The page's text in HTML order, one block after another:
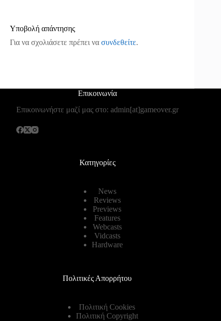
Υποβολή απάντησης
Για να σχολιάσετε πρέπει να συνδεθείτε.
Επικοινωνία
Επικοινωνήστε μαζί μας στο: admin[at]gameover.gr
Κατηγορίες
News
Reviews
Previews
Features
Webcasts
Vidcasts
Hardware
Πολιτικές Απορρήτου
Πολιτική Cookies
Πολιτική Copyright